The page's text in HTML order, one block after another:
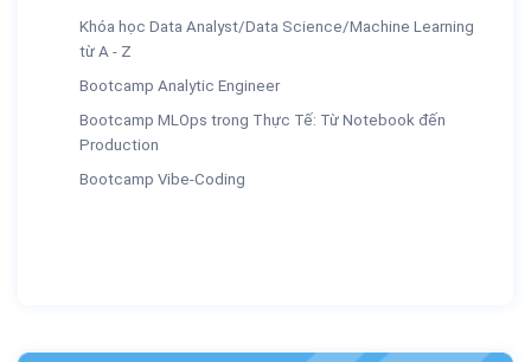
Khóa học Data Analyst/Data Science/Machine Learning
từ A - Z
Bootcamp Analytic Engineer
Bootcamp MLOps trong Thực Tế: Từ Notebook đến
Production
Bootcamp Vibe-Coding